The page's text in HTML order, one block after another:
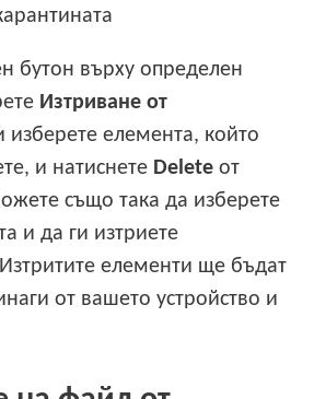
бутон върху определен
Изтриване от
изберете елемента, който
и натиснете Delete от
също така да изберете
и да ги изтриете
елементи ще бъдат
от вашето устройство и